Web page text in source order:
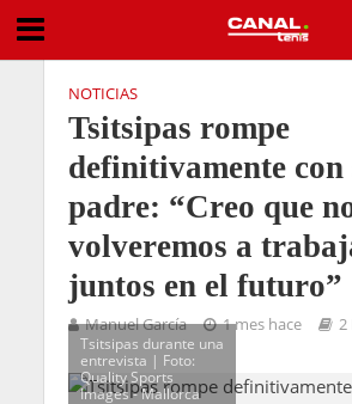
NOTICIAS
Tsitsipas rompe
definitivamente con
padre: “Creo que
volveremos a
juntos en el futuro”
Manuel García 1 mes hace
2
Tsitsipas durante una
entrevista | Foto:
Quality Sports
Images - Mallorca